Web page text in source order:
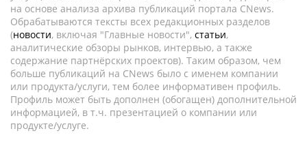
на основе анализа архива публикаций портала CNews.
Обрабатываются тексты всех редакционных разделов
(новости, включая "Главные новости", статьи,
аналитические обзоры рынков, интервью, а также
содержание партнёрских проектов). Таким образом, чем
больше публикаций на CNews было с именем компании
или продукта/услуги, тем более информативен профиль.
Профиль может быть дополнен (обогащен) дополнительной
информацией, в т.ч. презентацией о компании или
продукте/услуге.